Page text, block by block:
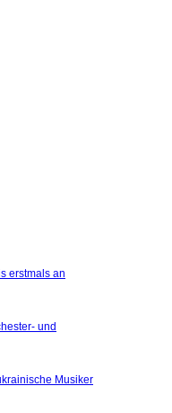
erstmals an
und
Musiker